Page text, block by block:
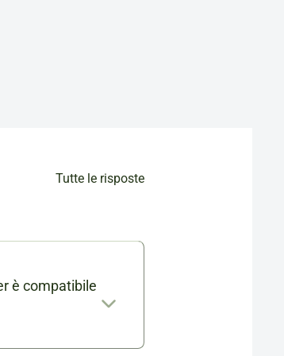
Tutte le risposte
è compatibile
completo